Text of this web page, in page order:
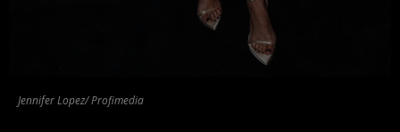
Jennifer Lopez/ Profimedia